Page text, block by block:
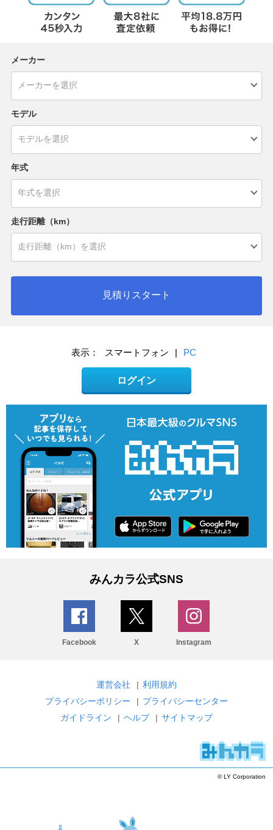
メーカー
モデル
年式
走行距離（km）
見積りスタート
表示： スマートフォン | PC
ログイン
みんカラ公式SNS
Facebook X Instagram
運営会社 | 利用規約
プライバシーポリシー
| プライバシーセンター
ガイドライン
| ヘルプ | サイトマップ
© LY Corporation